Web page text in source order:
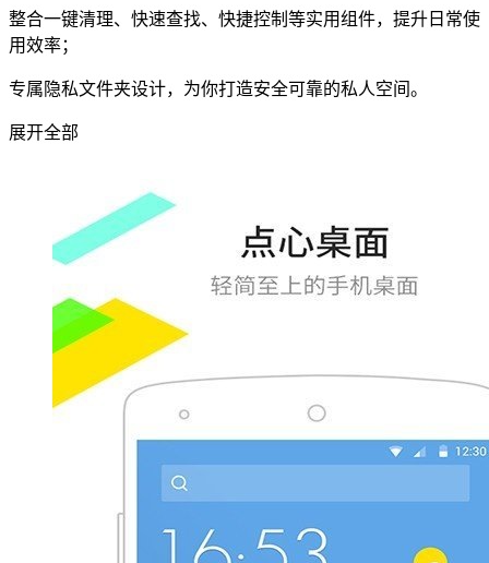
整合一键清理、快速查找、快捷控制等实用组件，提升日常使
用效率；
专属隐私文件夹设计，为你打造安全可靠的私人空间。
展开全部